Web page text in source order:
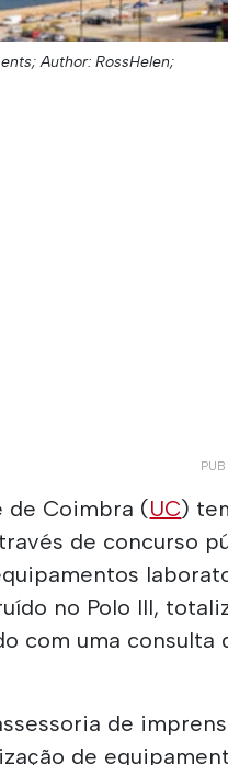
Author: RossHelen;
de Coimbra (UC)
de concurso
no Polo III,
com uma consulta
de
de